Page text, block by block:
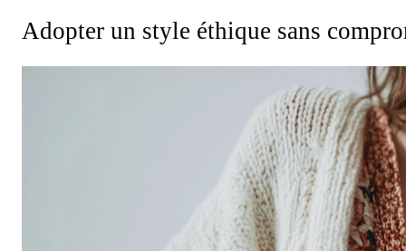
Adopter un style éthique sans